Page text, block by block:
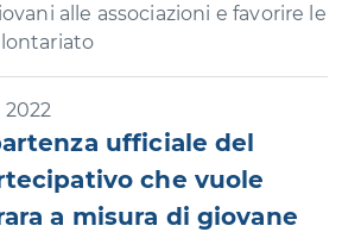
alle associazioni e favorire le
ufficiale del
che vuole
a misura di giovane